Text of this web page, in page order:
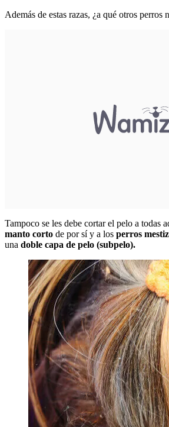
Además de estas razas, ¿a qué otros perros
Tampoco se les debe cortar el pelo a todas
manto corto de por sí y a los perros
una doble capa de pelo (subpelo).